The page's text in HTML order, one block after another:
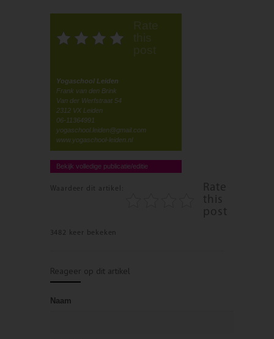
Yogaschool Leiden
Frank van den Brink
Van der Werfstraat 54
2312 VX Leiden
06-11364991
yogaschool.leiden@gmail.com
www.yogaschool-leiden.nl
Bekijk volledige publicatie/editie
Waardeer dit artikel:
Rate
this
post
3482 keer bekeken
Reageer op dit artikel
Naam